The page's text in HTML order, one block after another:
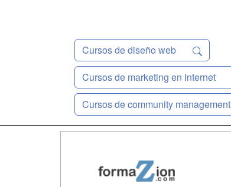
Cursos de diseño web
Cursos de marketing en Internet
Cursos de community management